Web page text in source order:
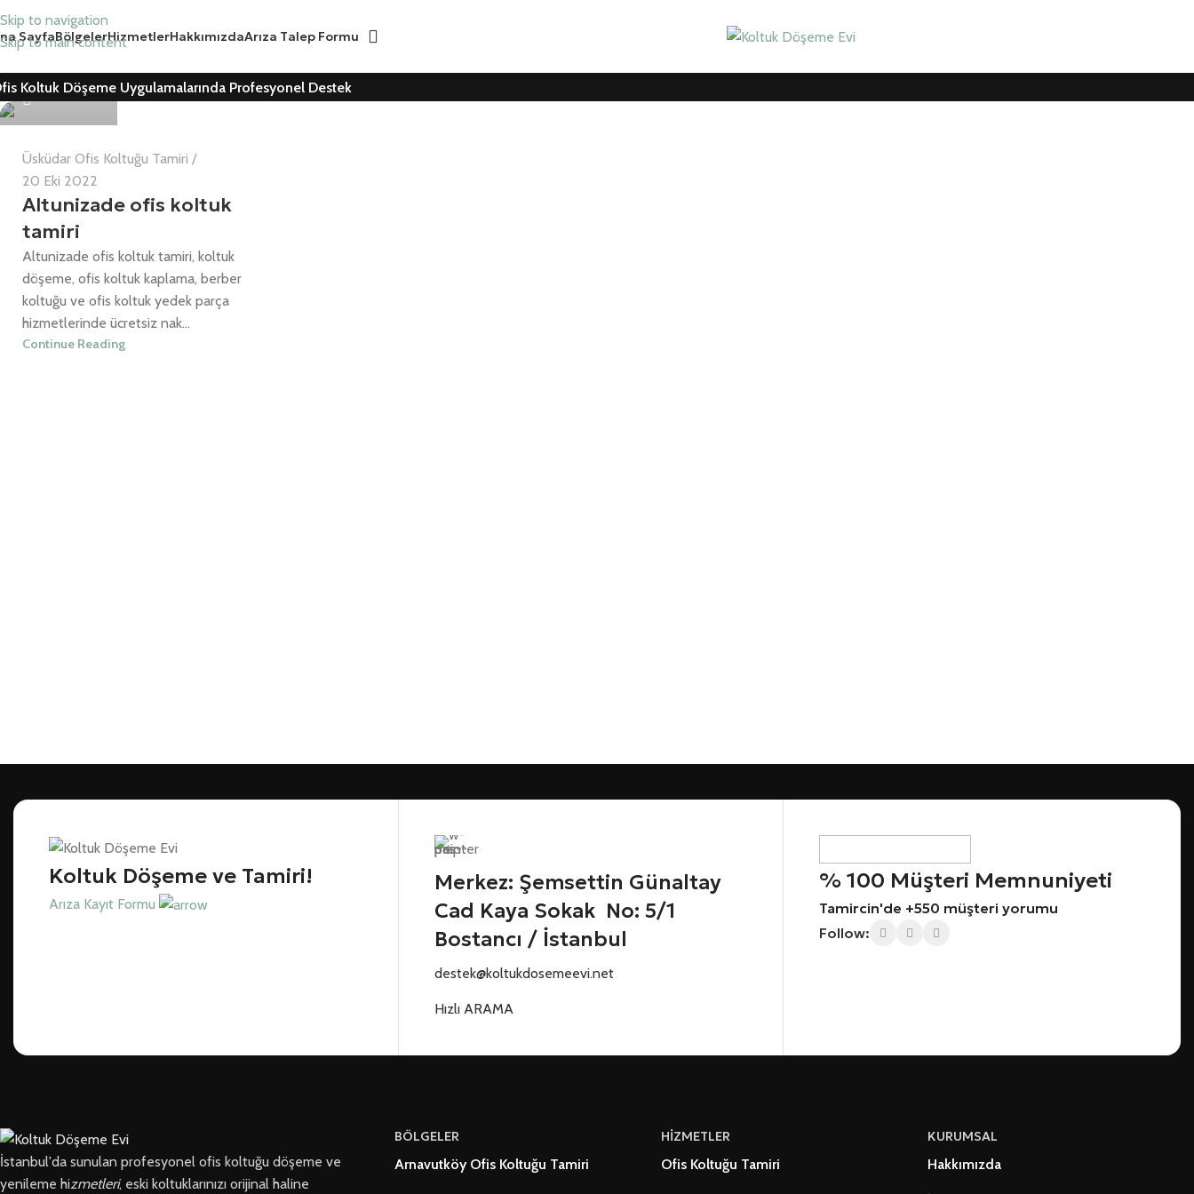
Skip to navigation
Skip to main content
SayfaBölgelerHizmetlerHakkımızdaArıza Talep Formu
Koltuk Döşeme Uygulamalarında Profesyonel Destek
Can Cemil
0
Üsküdar Ofis Koltuğu Tamiri
20 Eki 2022
Altunizade ofis koltuk
tamiri
Altunizade ofis koltuk tamiri, koltuk
döşeme, ofis koltuk kaplama, berber
koltuğu ve ofis koltuk yedek parça
hizmetlerinde ücretsiz nak...
Continue Reading
Koltuk Döşeme ve Tamiri!
Arıza Kayıt Formu
Merkez: Şemsettin Günaltay
Cad Kaya Sokak No: 5/1
Bostancı / İstanbul
destek@koltukdosemeevi.net
Hızlı ARAMA
% 100 Müşteri Memnuniyeti
Tamircin'de +550 müşteri yorumu
Follow:
İstanbul'da sunulan profesyonel ofis koltuğu döşeme ve
yenileme hizmetleri, eski koltuklarınızı orijinal haline
BÖLGELER
Arnavutköy Ofis Koltuğu Tamiri
HİZMETLER
Ofis Koltuğu Tamiri
KURUMSAL
Hakkımızda